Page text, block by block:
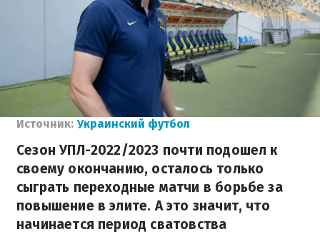
Источник: Украинский футбол
Сезон УПЛ-2022/2023 почти подошел к
своему окончанию, осталось только
сыграть переходные матчи в борьбе за
повышение в элите. А это значит, что
начинается период сватовства